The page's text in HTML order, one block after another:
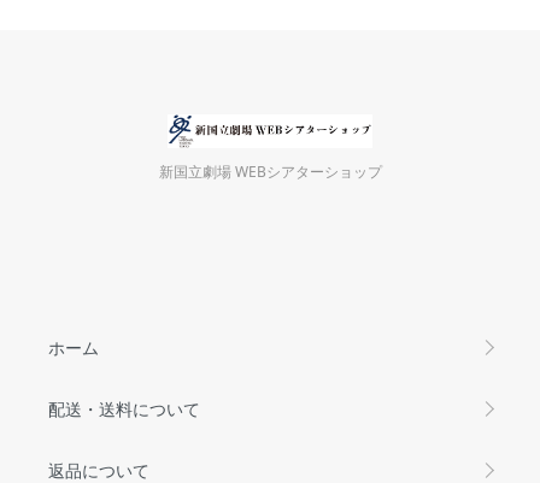
新国立劇場 WEBシアターショップ
ホーム
配送・送料について
返品について